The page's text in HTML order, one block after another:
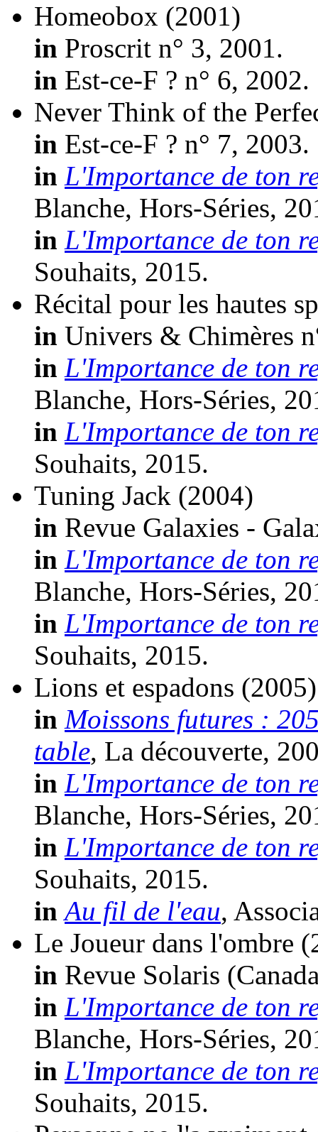
Homeobox (2001)
in Proscrit n° 3, 2001.
in Est-ce-F ? n° 6, 2002.
Never Think of the
in Est-ce-F ? n° 7, 2003.
in L'Importance de ton
Blanche, Hors-Séries,
in L'Importance de ton
Souhaits, 2015.
Récital pour les hautes
in Univers & Chimères
in L'Importance de ton
Blanche, Hors-Séries,
in L'Importance de ton
Souhaits, 2015.
Tuning Jack (2004)
in Revue Galaxies -
in L'Importance de ton
Blanche, Hors-Séries,
in L'Importance de ton
Souhaits, 2015.
Lions et espadons (2005)
in Moissons futures :
table, La découverte,
in L'Importance de ton
Blanche, Hors-Séries,
in L'Importance de ton
Souhaits, 2015.
in Au fil de l'eau,
Le Joueur dans l'ombre
in Revue Solaris
in L'Importance de ton
Blanche, Hors-Séries,
in L'Importance de ton
Souhaits, 2015.